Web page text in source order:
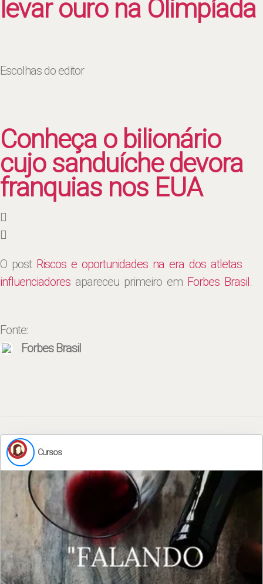
levar ouro na Olimpíada
Escolhas do editor
Conheça o bilionário
cujo sanduíche devora
franquias nos EUA
O post Riscos e oportunidades na era dos atletas
influenciadores apareceu primeiro em Forbes Brasil.
Fonte:
Forbes Brasil
Cursos